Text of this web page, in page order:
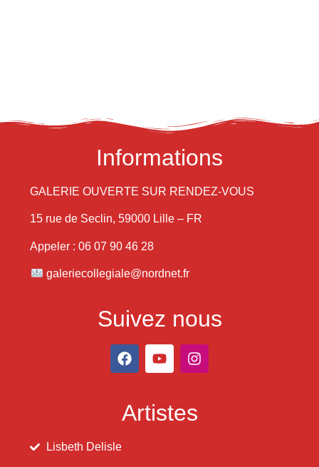
Informations
GALERIE OUVERTE SUR RENDEZ-VOUS
15 rue de Seclin, 59000 Lille – FR
Appeler : 06 07 90 46 28
galeriecollegiale@nordnet.fr
Suivez nous
Artistes
Lisbeth Delisle